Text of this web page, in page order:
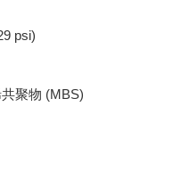
psi)
聚物 (MBS)